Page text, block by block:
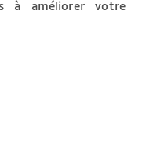
à améliorer votre